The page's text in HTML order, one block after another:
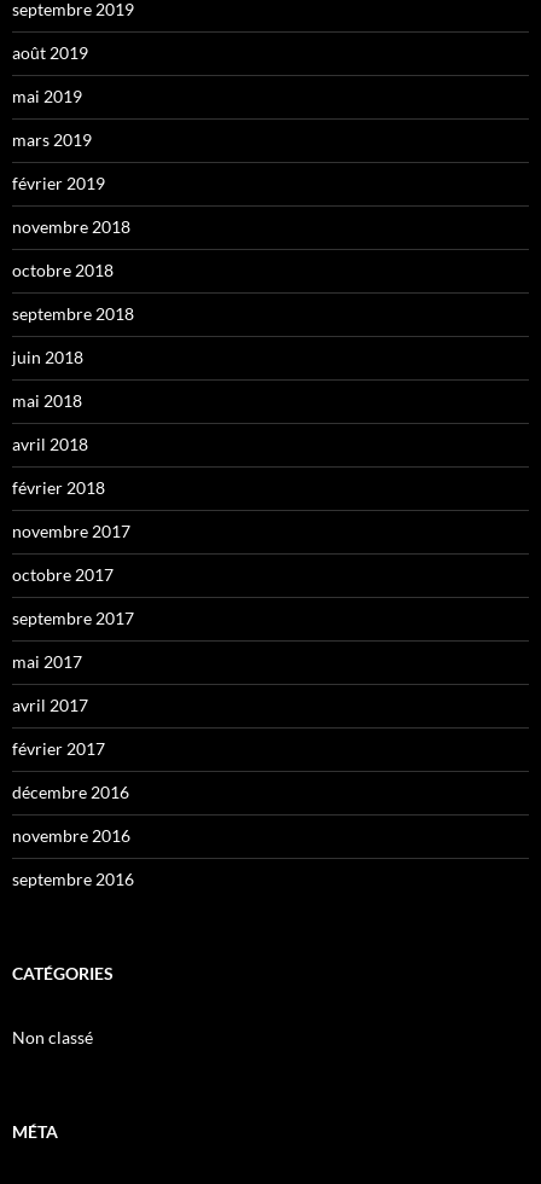
septembre 2019
août 2019
mai 2019
mars 2019
février 2019
novembre 2018
octobre 2018
septembre 2018
juin 2018
mai 2018
avril 2018
février 2018
novembre 2017
octobre 2017
septembre 2017
mai 2017
avril 2017
février 2017
décembre 2016
novembre 2016
septembre 2016
CATÉGORIES
Non classé
MÉTA